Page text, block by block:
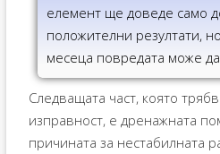
елемент ще доведе само
положителни резултати,
месеца повредата може
Следващата част, която
изправност, е дренажната
причината за нестабилната